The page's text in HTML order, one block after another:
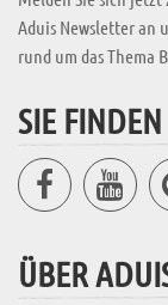
Aduis Newsletter an
rund um das Thema
SIE
ÜBER